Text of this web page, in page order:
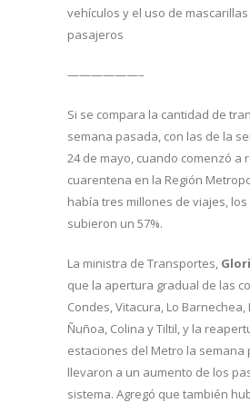
vehículos y el uso de
pasajeros
——————–
Si se compara la cantidad de
semana pasada, con las de la
24 de mayo, cuando comenzó a
cuarentena en la Región
había tres millones de viajes,
subieron un 57%.
La ministra de Transportes,
que la apertura gradual de las
Condes, Vitacura, Lo Barnechea,
Ñuñoa, Colina y Tiltil, y la
estaciones del Metro la semana
llevaron a un aumento de los
sistema. Agregó que también